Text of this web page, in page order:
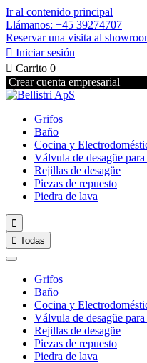
Ir al contenido principal
Llámanos: +45 39274707
Reservar una visita al
 Iniciar sesión
 Carrito 0
Crear cuenta empresarial
Grifos
Baño
Cocina y
Válvula de desagüe
Rejillas de desagüe
Piezas de repuesto
Piedra de lava

 Todas
Grifos
Baño
Cocina y
Válvula de desagüe
Rejillas de desagüe
Piezas de repuesto
Piedra de lava